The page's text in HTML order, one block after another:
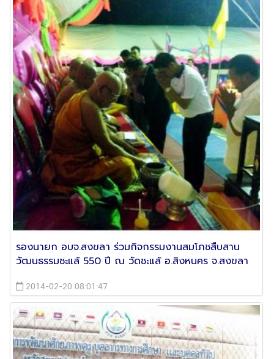
รองนายก อบจ.สงขลา ร่วมกิจกรรมงานสมโภชสืบสาน
วัฒนธรรมชะแล้ 550 ปี ณ วัดชะแล้ อ.สิงหนคร จ.สงขลา
2014-02-20 08:01:47